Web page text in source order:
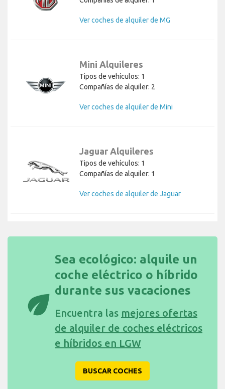
Ver coches de alquiler de MG
Mini Alquileres
Tipos de vehículos: 1
Compañías de alquiler: 2
Ver coches de alquiler de Mini
Jaguar Alquileres
Tipos de vehículos: 1
Compañías de alquiler: 1
Ver coches de alquiler de Jaguar
eco
Sea ecológico: alquile un
coche eléctrico o híbrido
durante sus vacaciones
Encuentra las mejores ofertas
de alquiler de coches eléctricos
e híbridos en LGW
BUSCAR COCHES